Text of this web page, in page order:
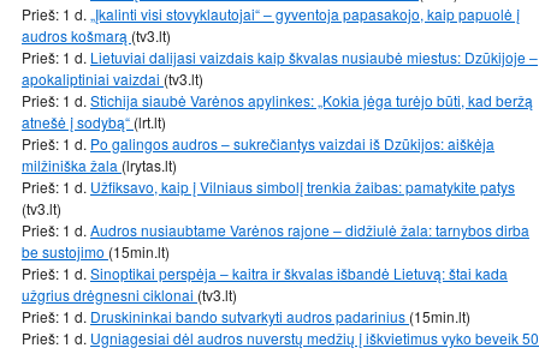
Prieš: 1 d. „Įkalinti visi stovyklautojai“ – gyventoja papasakojo, kaip papuolė į
audros košmarą (tv3.lt)
Prieš: 1 d. Lietuviai dalijasi vaizdais kaip škvalas nusiaubė miestus: Dzūkijoje –
apokaliptiniai vaizdai (tv3.lt)
Prieš: 1 d. Stichija siaubė Varėnos apylinkes: „Kokia jėga turėjo būti, kad beržą
atnešė į sodybą“ (lrt.lt)
Prieš: 1 d. Po galingos audros – sukrečiantys vaizdai iš Dzūkijos: aiškėja
milžiniška žala (lrytas.lt)
Prieš: 1 d. Užfiksavo, kaip į Vilniaus simbolį trenkia žaibas: pamatykite patys
(tv3.lt)
Prieš: 1 d. Audros nusiaubtame Varėnos rajone – didžiulė žala: tarnybos dirba
be sustojimo (15min.lt)
Prieš: 1 d. Sinoptikai perspėja – kaitra ir škvalas išbandė Lietuvą: štai kada
užgrius drėgnesni ciklonai (tv3.lt)
Prieš: 1 d. Druskininkai bando sutvarkyti audros padarinius (15min.lt)
Prieš: 1 d. Ugniagesiai dėl audros nuverstų medžių į iškvietimus vyko beveik 50